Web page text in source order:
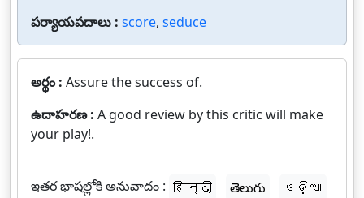
పర్యాయపదాలు : score, seduce
అర్థం : Assure the success of.
ఉదాహరణ : A good review by this critic will make
your play!.
ఇతర భాషల్లోకి అనువాదం : हिन्दी తెలుగు
ଓଡ଼ିଆ